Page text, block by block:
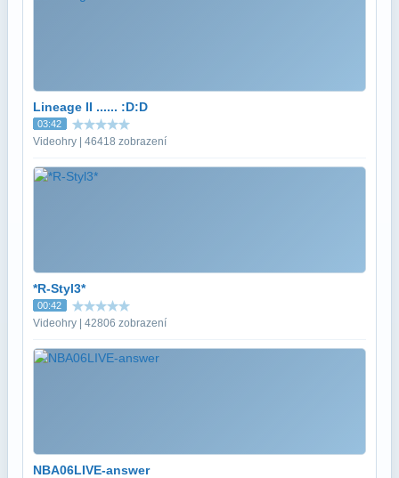
Lineage II ...... :D:D
03:42
Videohry | 46418 zobrazení
*R-Styl3*
00:42
Videohry | 42806 zobrazení
NBA06LIVE-answer